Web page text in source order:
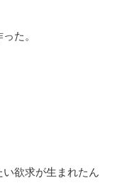
た。
欲求が生まれたん